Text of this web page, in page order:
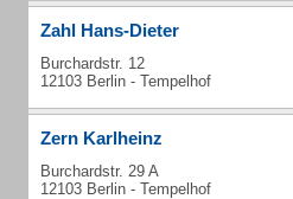
Zahl Hans-Dieter
Burchardstr. 12
12103 Berlin - Tempelhof
Zern Karlheinz
Burchardstr. 29 A
12103 Berlin - Tempelhof